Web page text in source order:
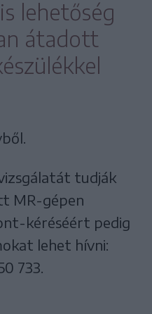
lehetőség
átadott
tudják
MR-gépen
kéréséért pedig
lehet hívni:
733.